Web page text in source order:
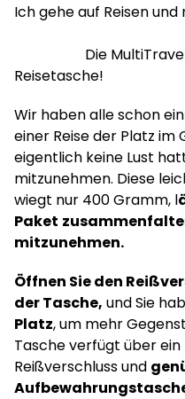
Ich gehe auf
Die MultiTravel
Reisetasche!
Wir haben alle schon
einer Reise der Platz
eigentlich keine Lust
mitzunehmen. Diese
wiegt nur 400 Gramm, l
Paket
mitzunehmen.
Öffnen Sie den
der Tasche, und Sie
Platz, um mehr
Tasche verfügt über
Reißverschluss und